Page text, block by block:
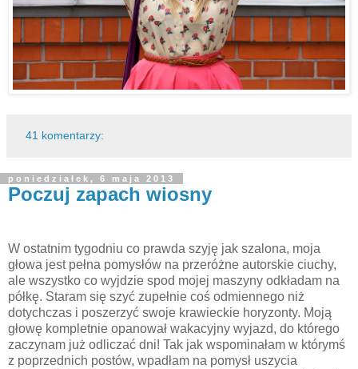
41 komentarzy:
poniedziałek, 6 maja 2013
Poczuj zapach wiosny
W ostatnim tygodniu co prawda szyję jak szalona, moja
głowa jest pełna pomysłów na przeróżne autorskie ciuchy,
ale wszystko co wyjdzie spod mojej maszyny odkładam na
półkę. Staram się szyć zupełnie coś odmiennego niż
dotychczas i poszerzyć swoje krawieckie horyzonty. Moją
głowę kompletnie opanował wakacyjny wyjazd, do którego
zaczynam już odliczać dni! Tak jak wspominałam w którymś
z poprzednich postów, wpadłam na pomysł uszycia